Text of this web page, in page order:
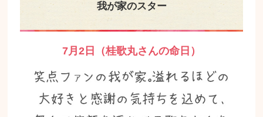
我が家のスター
7月2日（桂歌丸さんの命日）